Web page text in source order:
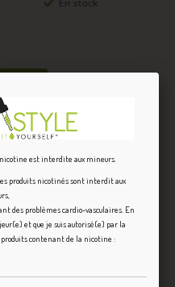
En stock
15 %
DIY, vous obtiendrez en
e-liquide DIY.
est interdite aux mineurs.
produits nicotinés sont interdit aux
des problèmes cardio-vasculaires. En
et que je suis autorisé(e) par la
contenant de la nicotine :